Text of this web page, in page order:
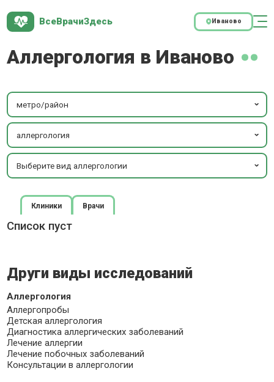
ВсеВрачиЗдесь Иваново
Аллергология в Иваново
метро/район
аллергология
Выберите вид аллергологии
Клиники Врачи
Список пуст
Други виды исследований
Аллергология
Аллергопробы
Детская аллергология
Диагностика аллергических заболеваний
Лечение аллергии
Лечение побочных заболеваний
Консультации в аллергологии